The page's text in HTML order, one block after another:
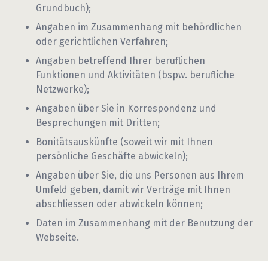
Grundbuch);
Angaben im Zusammenhang mit behördlichen
oder gerichtlichen Verfahren;
Angaben betreffend Ihrer beruflichen
Funktionen und Aktivitäten (bspw. berufliche
Netzwerke);
Angaben über Sie in Korrespondenz und
Besprechungen mit Dritten;
Bonitätsauskünfte (soweit wir mit Ihnen
persönliche Geschäfte abwickeln);
Angaben über Sie, die uns Personen aus Ihrem
Umfeld geben, damit wir Verträge mit Ihnen
abschliessen oder abwickeln können;
Daten im Zusammenhang mit der Benutzung der
Webseite.